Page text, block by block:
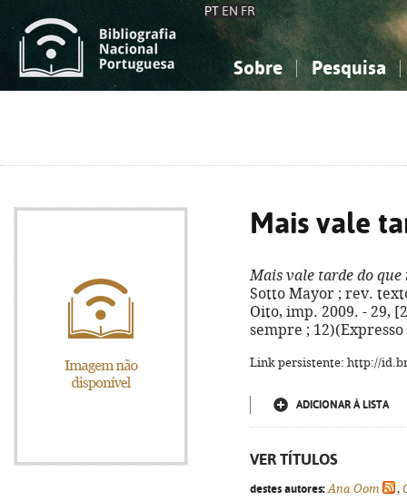
PT EN FR
Sobre Pesquisa
Mais vale
Mais vale tarde do que
Sotto Mayor ; rev.
Oito, imp. 2009. - 29,
sempre ; 12)(Expresso
Link persistente: http://
ADICIONAR À LISTA
VER TÍTULOS
destes autores: Ana Oom ,